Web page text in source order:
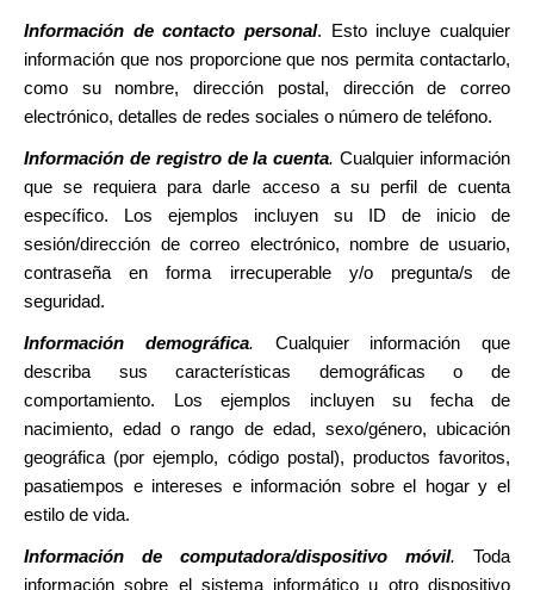
Información de contacto personal. Esto incluye cualquier
información que nos proporcione que nos permita contactarlo,
como su nombre, dirección postal, dirección de correo
electrónico, detalles de redes sociales o número de teléfono.
Información de registro de la cuenta.Cualquier información
que se requiera para darle acceso a su perfil de cuenta
específico. Los ejemplos incluyen su ID de inicio de
sesión/dirección de correo electrónico, nombre de usuario,
contraseña en forma irrecuperable y/o pregunta/s de
seguridad.
Información demográfica. Cualquier información que
describa sus características demográficas o de
comportamiento. Los ejemplos incluyen su fecha de
nacimiento, edad o rango de edad, sexo/género, ubicación
geográfica (por ejemplo, código postal), productos favoritos,
pasatiempos e intereses e información sobre el hogar y el
estilo de vida.
Información de computadora/dispositivo móvil. Toda
información sobre el sistema informático u otro dispositivo